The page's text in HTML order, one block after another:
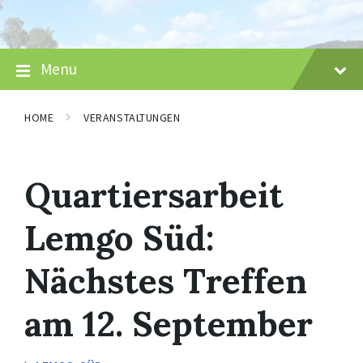
Skip
to
content
Skip
to
main
navigation
Skip
to
footer
Menu
HOME VERANSTALTUNGEN
Quartiersarbeit
Lemgo Süd:
Nächstes Treffen
am 12. September